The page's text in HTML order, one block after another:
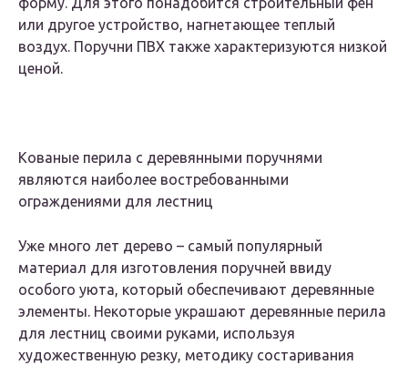
или другое устройство, нагнетающее теплый
воздух. Поручни ПВХ также характеризуются низкой
ценой.
Кованые перила с деревянными поручнями
являются наиболее востребованными
ограждениями для лестниц
Уже много лет дерево – самый популярный
материал для изготовления поручней ввиду
особого уюта, который обеспечивают деревянные
элементы. Некоторые украшают деревянные перила
для лестниц своими руками, используя
художественную резку, методику состаривания